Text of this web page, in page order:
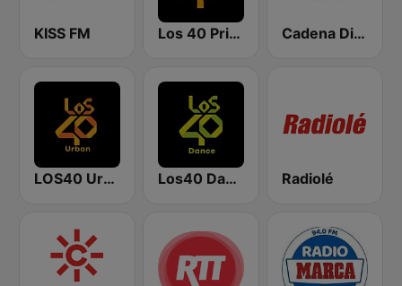
KISS FM Los 40 Principales Cadena Dial Latino
LOS40 Urban Los40 Dance Radiolé